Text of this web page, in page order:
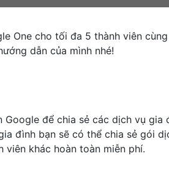
One cho tối đa 5 thành viên
dẫn của mình nhé!
để chia sẻ các dịch vụ gia
đình bạn sẽ có thể chia sẻ gói
viên khác hoàn toàn miễn phí.